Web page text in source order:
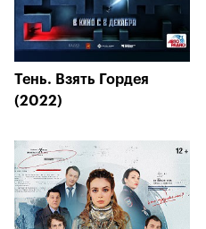
Тень. Взять Гордея
(2022)